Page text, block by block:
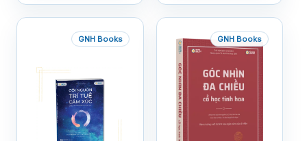
GNH Books GNH Books